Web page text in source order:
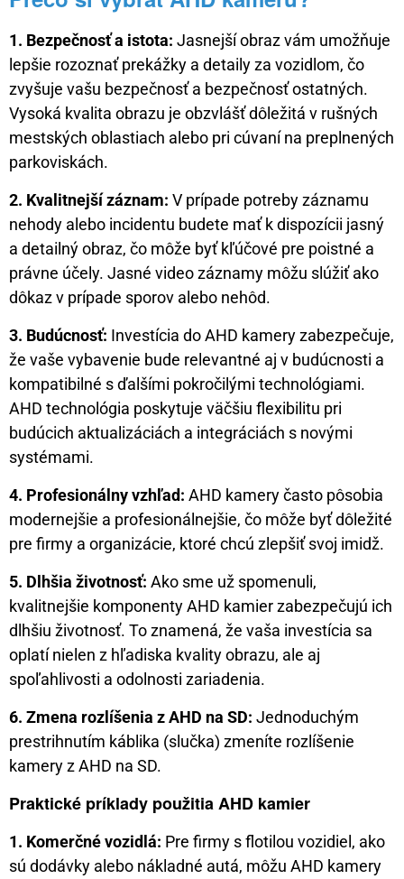
1. Bezpečnosť a istota: Jasnejší obraz vám umožňuje
lepšie rozoznať prekážky a detaily za vozidlom, čo
zvyšuje vašu bezpečnosť a bezpečnosť ostatných.
Vysoká kvalita obrazu je obzvlášť dôležitá v rušných
mestských oblastiach alebo pri cúvaní na preplnených
parkoviskách.
2. Kvalitnejší záznam: V prípade potreby záznamu
nehody alebo incidentu budete mať k dispozícii jasný
a detailný obraz, čo môže byť kľúčové pre poistné a
právne účely. Jasné video záznamy môžu slúžiť ako
dôkaz v prípade sporov alebo nehôd.
3. Budúcnosť: Investícia do AHD kamery zabezpečuje,
že vaše vybavenie bude relevantné aj v budúcnosti a
kompatibilné s ďalšími pokročilými technológiami.
AHD technológia poskytuje väčšiu flexibilitu pri
budúcich aktualizáciách a integráciách s novými
systémami.
4. Profesionálny vzhľad: AHD kamery často pôsobia
modernejšie a profesionálnejšie, čo môže byť dôležité
pre firmy a organizácie, ktoré chcú zlepšiť svoj imidž.
5. Dlhšia životnosť: Ako sme už spomenuli,
kvalitnejšie komponenty AHD kamier zabezpečujú ich
dlhšiu životnosť. To znamená, že vaša investícia sa
oplatí nielen z hľadiska kvality obrazu, ale aj
spoľahlivosti a odolnosti zariadenia.
6. Zmena rozlíšenia z AHD na SD: Jednoduchým
prestrihnutím káblika (slučka) zmeníte rozlíšenie
kamery z AHD na SD.
Praktické príklady použitia AHD kamier
1. Komerčné vozidlá: Pre firmy s flotilou vozidiel, ako
sú dodávky alebo nákladné autá, môžu AHD kamery